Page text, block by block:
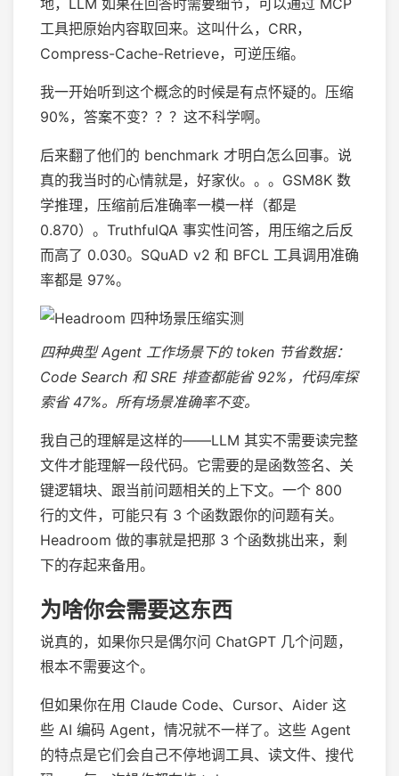
工具把原始内容取回来。这叫什么，CRR，
Compress-Cache-Retrieve，可逆压缩。
我一开始听到这个概念的时候是有点怀疑的。压缩
90%，答案不变？？？这不科学啊。
后来翻了他们的 benchmark 才明白怎么回事。说
真的我当时的心情就是，好家伙。。。GSM8K 数
学推理，压缩前后准确率一模一样（都是
0.870）。TruthfulQA 事实性问答，用压缩之后反
而高了 0.030。SQuAD v2 和 BFCL 工具调用准确
率都是 97%。
四种典型 Agent 工作场景下的 token 节省数据：
Code Search 和 SRE 排查都能省 92%，代码库探
索省 47%。所有场景准确率不变。
我自己的理解是这样的——LLM 其实不需要读完整
文件才能理解一段代码。它需要的是函数签名、关
键逻辑块、跟当前问题相关的上下文。一个 800
行的文件，可能只有 3 个函数跟你的问题有关。
Headroom 做的事就是把那 3 个函数挑出来，剩
下的存起来备用。
为啥你会需要这东西
说真的，如果你只是偶尔问 ChatGPT 几个问题，
根本不需要这个。
但如果你在用 Claude Code、Cursor、Aider 这
些 AI 编码 Agent，情况就不一样了。这些 Agent
的特点是它们会自己不停地调工具、读文件、搜代